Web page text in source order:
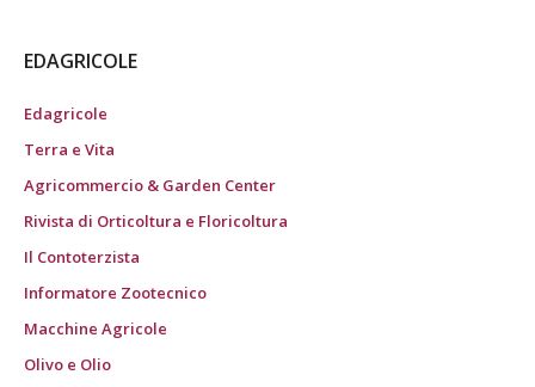
EDAGRICOLE
Edagricole
Terra e Vita
Agricommercio & Garden Center
Rivista di Orticoltura e Floricoltura
Il Contoterzista
Informatore Zootecnico
Macchine Agricole
Olivo e Olio